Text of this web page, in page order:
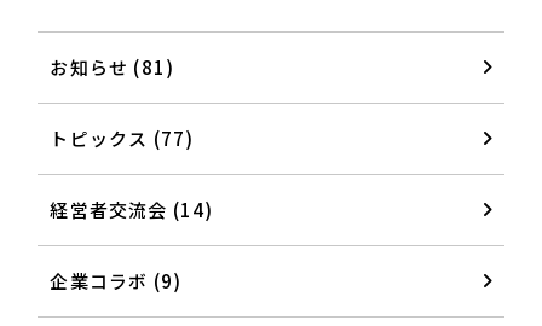
お知らせ (81)
トピックス (77)
経営者交流会 (14)
企業コラボ (9)